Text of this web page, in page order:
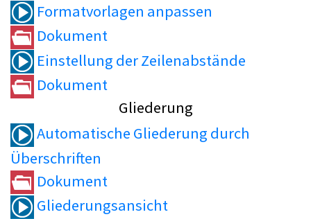
Formatvorlagen anpassen
Dokument
Einstellung der Zeilenabstände
Dokument
Gliederung
Automatische Gliederung durch
Überschriften
Dokument
Gliederungsansicht